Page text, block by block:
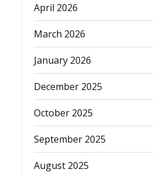
April 2026
March 2026
January 2026
December 2025
October 2025
September 2025
August 2025